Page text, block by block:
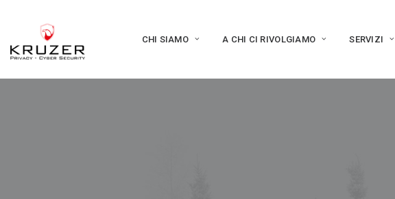
CHI SIAMO A CHI CI RIVOLGIAMO SERVIZI